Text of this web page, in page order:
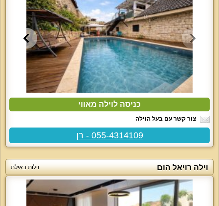
כניסה לוילה מאווי
צור קשר עם בעל הוילה
055-4314109 - רן
וילה רויאל הום וילות באילת